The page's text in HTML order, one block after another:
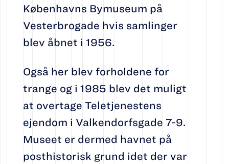
Københavns Bymuseum på
Vesterbrogade hvis samlinger
blev åbnet i 1956.
Også her blev forholdene for
trange og i 1985 blev det muligt
at overtage Teletjenestens
ejendom i Valkendorfsgade 7-9.
Museet er dermed havnet på
posthistorisk grund idet der var